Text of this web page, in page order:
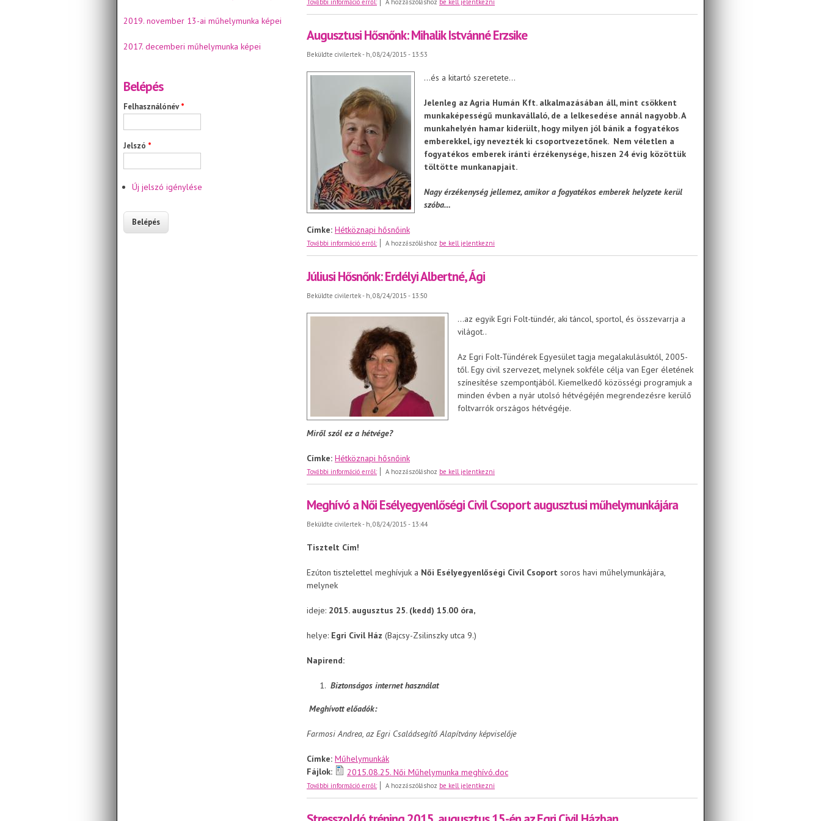
További információ erről: A hozzászóláshoz be kell jelentkezni
Augusztusi Hősnőnk: Mihalik Istvánné Erzsike
Beküldte civilertek- h, 08/24/2015 - 13:53
…és a kitartó szeretete…
Jelenleg az Agria Humán Kft. alkalmazásában áll, mint csökkent
munkaképességű munkavállaló, de a lelkesedése annál nagyobb. A
munkahelyén hamar kiderült, hogy milyen jól bánik a fogyatékos
emberekkel, így nevezték ki csoportvezetőnek. Nem véletlen a
fogyatékos emberek iránti érzékenysége, hiszen 24 évig közöttük
töltötte munkanapjait.
Nagy érzékenység jellemez, amikor a fogyatékos emberek helyzete kerül
szóba…
Címke: Hétköznapi hősnőink
További információ erről:Augusztusi Hősnőnk: Mihalik Istvánné Erzsike
A hozzászóláshoz be kell jelentkezni
Júliusi Hősnőnk: Erdélyi Albertné, Ági
Beküldte civilertek- h, 08/24/2015 - 13:50
…az egyik Egri Folt-tündér, aki táncol, sportol, és összevarrja a
világot..
Az Egri Folt-Tündérek Egyesület tagja megalakulásuktól, 2005-
től. Egy civil szervezet, melynek sokféle célja van Eger életének
színesítése szempontjából. Kiemelkedő közösségi programjuk a
minden évben a nyár utolsó hétvégéjén megrendezésre kerülő
foltvarrók országos hétvégéje.
Miről szól ez a hétvége?
Címke: Hétköznapi hősnőink
További információ erről:Júliusi Hősnőnk: Erdélyi Albertné, Ági
A hozzászóláshoz be kell jelentkezni
Meghívó a Női Esélyegyenlőségi Civil Csoport augusztusi műhelymunkájára
Beküldte civilertek- h, 08/24/2015 - 13:44
Tisztelt Cím!
Ezúton tisztelettel meghívjuk a Női Esélyegyenlőségi Civil Csoport soros havi műhelymunkájára,
melynek
ideje: 2015. augusztus 25. (kedd) 15.00 óra,
helye: Egri Civil Ház (Bajcsy-Zsilinszky utca 9.)
Napirend:
Biztonságos internet használat
Meghívott előadók:
Farmosi Andrea, az Egri Családsegítő Alapítvány képviselője
Címke: Műhelymunkák
Fájlok:
2015.08.25. Női Műhelymunka meghívó.doc
További információ erről:Meghívó a Női Esélyegyenlőségi Civil Csoport augusztusi műhelymunkájára
A hozzászóláshoz be kell jelentkezni
2019. november 13-ai műhelymunka képei
2017. decemberi műhelymunka képei
Belépés
Felhasználónév*
Jelszó *
Új jelszó igénylése